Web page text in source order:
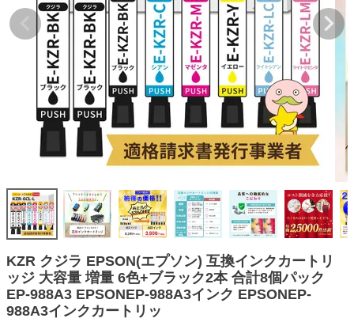
互換インクボトル
互換インクカートリッジ
再生インクカートリッジ
記事を探す
お客様の声
お店の紹介
ご利用ガイド
よくある質問
お問い合わせ
会員専用商品
説明書ダウンロード
KZR クジラ EPSON(エプソン) 互換インクカートリ
ッジ 大容量 増量 6色+ブラック2本 合計8個パック
EP-988A3 EPSONEP-988A3インク EPSONEP-
988A3インクカートリッ